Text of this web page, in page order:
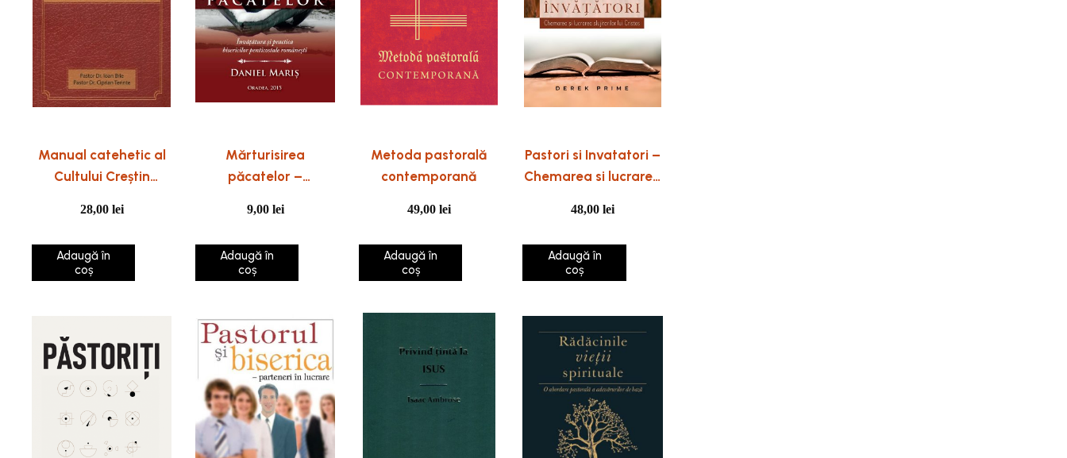
Manual catehetic al
Cultului Creștin
28,00 lei
Adaugă în
coș
Mărturisirea
păcatelor –
bisericilor
penticostale
românești
9,00 lei
Adaugă în
coș
Metoda pastorală
contemporană
49,00 lei
Adaugă în
coș
Pastori si Invatatori –
Chemarea si lucrarea
48,00lei
Adaugă în
coș